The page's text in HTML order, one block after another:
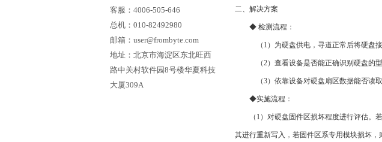
客服：4006-505-646
总机：010-82492980
邮箱：user@frombyte.com
地址：北京市海淀区东北旺西
路中关村软件园8号楼华夏科技
大厦309A
二、解决方案
◆ 检测流程：
（1）为硬盘供电，寻道正常后将硬盘接
（2）查看设备是否能正确识别硬盘的型
（3）依靠设备对硬盘扇区数据能否读取
◆实施流程：
（1）对硬盘固件区损坏程度进行评估。若
其进行重新写入，若固件区系专用模块损坏，